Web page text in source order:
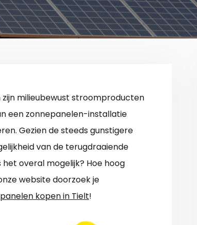
zijn milieubewust stroomproducten
een zonnepanelen-installatie
Gezien de steeds gunstigere
van de terugdraaiende
overal mogelijk? Hoe hoog
website doorzoek je
kopen in Tielt!